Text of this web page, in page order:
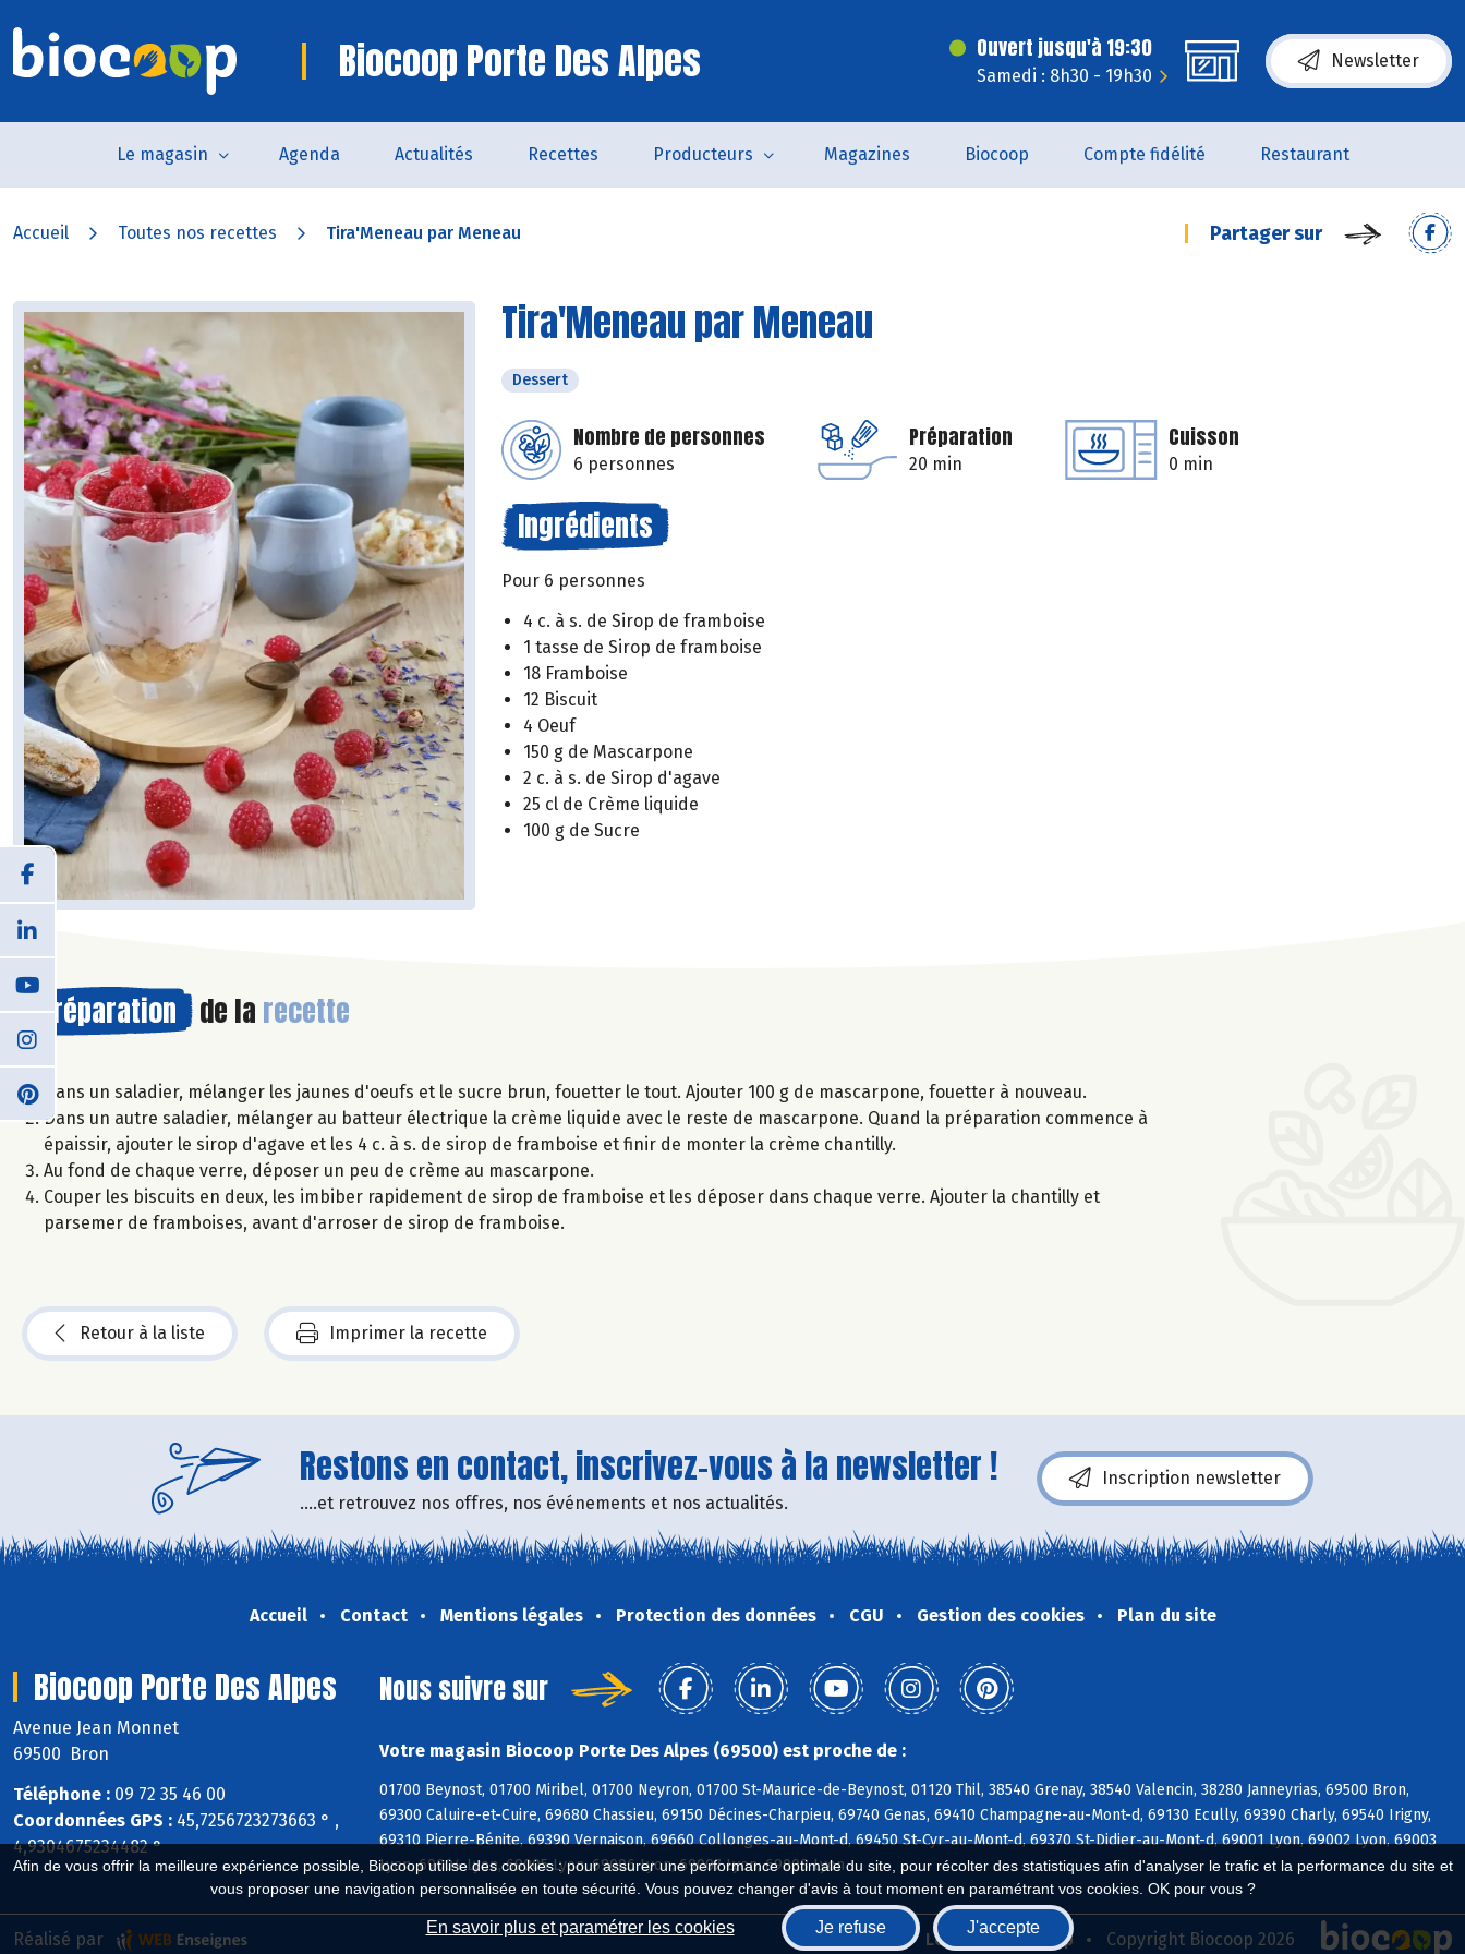
Afin de vous offrir la meilleure expérience possible, Biocoop utilise des cookies : pour assurer une performance optimale du site, pour récolter des statistiques afin d'analyser le trafic et la performance du site et
vous proposer une navigation personnalisée en toute sécurité. Vous pouvez changer d'avis à tout moment en paramétrant vos cookies. OK pour vous ?
En savoir plus et paramétrer les cookies Je refuse J'accepte
Biocoop Porte Des Alpes Ouvert jusqu'à 19:30
Samedi : 8h30 - 19h30
Newsletter
Le magasin Agenda Actualités Recettes Producteurs Magazines Biocoop Compte fidélité Restaurant
Accueil Toutes nos recettes Tira'Meneau par Meneau Partager sur
Tira'Meneau par Meneau
Dessert
Nombre de personnes
6 personnes
Préparation
20 min
Cuisson
0 min
Ingrédients
Pour 6 personnes
4 c. à s. de Sirop de framboise
1 tasse de Sirop de framboise
18 Framboise
12 Biscuit
4 Oeuf
150 g de Mascarpone
2 c. à s. de Sirop d'agave
25 cl de Crème liquide
100 g de Sucre
Préparation de la recette
Dans un saladier, mélanger les jaunes d'oeufs et le sucre brun, fouetter le tout. Ajouter 100 g de mascarpone, fouetter à nouveau.
Dans un autre saladier, mélanger au batteur électrique la crème liquide avec le reste de mascarpone. Quand la préparation commence à
épaissir, ajouter le sirop d'agave et les 4 c. à s. de sirop de framboise et finir de monter la crème chantilly.
Au fond de chaque verre, déposer un peu de crème au mascarpone.
Couper les biscuits en deux, les imbiber rapidement de sirop de framboise et les déposer dans chaque verre. Ajouter la chantilly et
parsemer de framboises, avant d'arroser de sirop de framboise.
Retour à la liste Imprimer la recette
Restons en contact, inscrivez-vous à la newsletter !
....et retrouvez nos offres, nos événements et nos actualités.
Inscription newsletter
Accueil Contact Mentions légales Protection des données CGU Gestion des cookies Plan du site
Biocoop Porte Des Alpes
Avenue Jean Monnet
69500 Bron
Téléphone : 09 72 35 46 00
Coordonnées GPS : 45,7256723273663 ° ,
4,9304675234482 °
Nous suivre sur
Votre magasin Biocoop Porte Des Alpes (69500) est proche de :
01700 Beynost, 01700 Miribel, 01700 Neyron, 01700 St-Maurice-de-Beynost, 01120 Thil, 38540 Grenay, 38540 Valencin, 38280 Janneyrias, 69500 Bron,
69300 Caluire-et-Cuire, 69680 Chassieu, 69150 Décines-Charpieu, 69740 Genas, 69410 Champagne-au-Mont-d, 69130 Ecully, 69390 Charly, 69540 Irigny,
69310 Pierre-Bénite, 69390 Vernaison, 69660 Collonges-au-Mont-d, 69450 St-Cyr-au-Mont-d, 69370 St-Didier-au-Mont-d, 69001 Lyon, 69002 Lyon, 69003
Lyon, 69004 Lyon, 69005 Lyon, 69006 Lyon, 69007 Lyon, 69008 Lyon
Biocoop.fr Le réseau Biocoop Copyright Biocoop 2026
Réalisé par